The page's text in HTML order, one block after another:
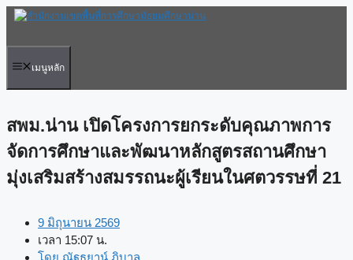
Skip
content
เมนูหลัก
สพม.น่าน เปิดโครงการยกระดับคุณภาพการ
จัดการศึกษาและพัฒนาหลักสูตรสถานศึกษา
มุ่งเสริมสร้างสมรรถนะผู้เรียนในศตวรรษที่ 21
9 มิถุนายน 2569
เวลา 15:07 น.
โดย ณัฐธยาน์ ภิบาล